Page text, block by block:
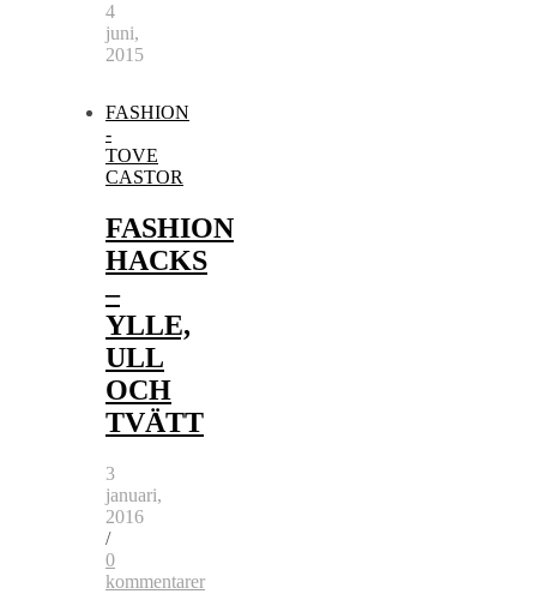
4
juni,
2015
FASHION
-
TOVE
CASTOR
FASHION
HACKS
–
YLLE,
ULL
OCH
TVÄTT
3
januari,
2016
/
0
kommentarer